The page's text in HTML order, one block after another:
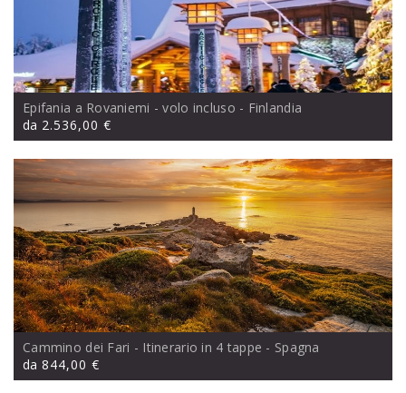
Epifania a Rovaniemi - volo incluso - Finlandia
da 2.536,00 €
Cammino dei Fari - Itinerario in 4 tappe - Spagna
da 844,00 €